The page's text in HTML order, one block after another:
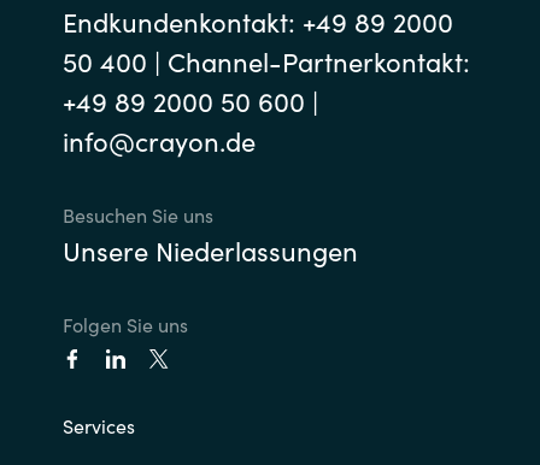
Endkundenkontakt: +49 89 2000
50 400 | Channel-Partnerkontakt:
+49 89 2000 50 600 |
info@crayon.de
Besuchen Sie uns
Unsere Niederlassungen
Folgen Sie uns
Services